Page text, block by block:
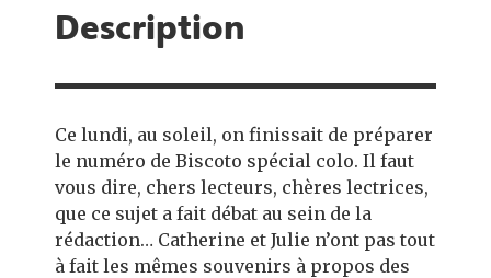
Description
Ce lundi, au soleil, on finissait de préparer
le numéro de Biscoto spécial colo. Il faut
vous dire, chers lecteurs, chères lectrices,
que ce sujet a fait débat au sein de la
rédaction… Catherine et Julie n’ont pas tout
à fait les mêmes souvenirs à propos des